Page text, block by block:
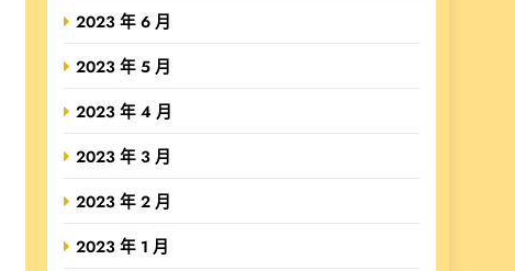
2023 年 6 月
2023 年 5 月
2023 年 4 月
2023 年 3 月
2023 年 2 月
2023 年 1 月